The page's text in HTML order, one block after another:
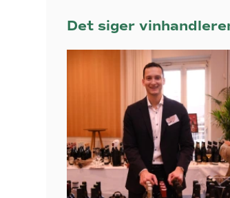
Det siger